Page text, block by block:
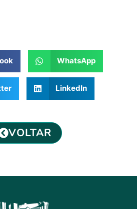
WhatsApp
LinkedIn
VOLTAR